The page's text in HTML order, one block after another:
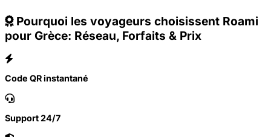
Pourquoi les voyageurs choisissent Roami
pour Grèce: Réseau, Forfaits & Prix
Code QR instantané
Support 24/7